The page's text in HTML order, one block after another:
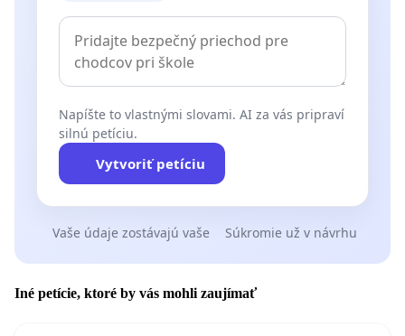
Napíšte to vlastnými slovami. AI za vás pripraví
silnú petíciu.
Vytvoriť petíciu
Vaše údaje zostávajú vaše Súkromie už v návrhu
Iné petície, ktoré by vás mohli zaujímať